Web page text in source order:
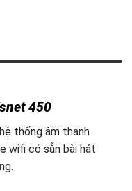
450
thống âm thanh
wifi có sẵn bài hát